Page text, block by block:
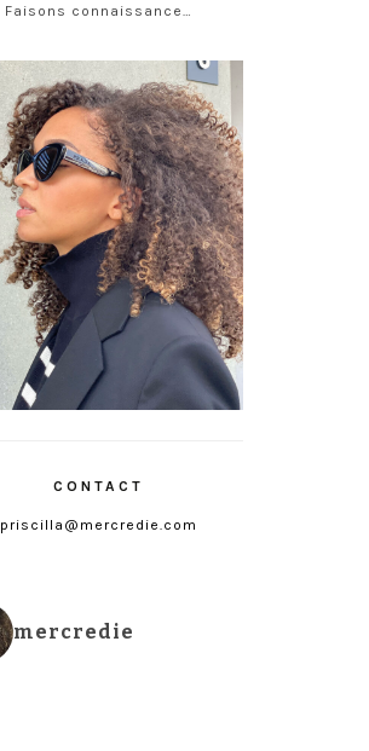
Faisons connaissance…
CONTACT
priscilla@mercredie.com
mercredie